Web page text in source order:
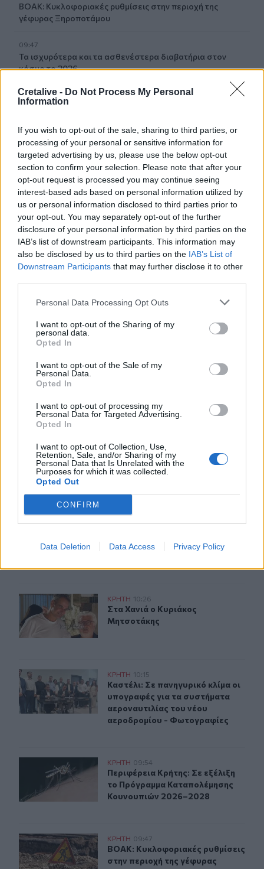
Cretalive - Do Not Process My Personal
Information
If you wish to opt-out of the sale, sharing to third parties, or
processing of your personal or sensitive information for
targeted advertising by us, please use the below opt-out
section to confirm your selection. Please note that after your
opt-out request is processed you may continue seeing
interest-based ads based on personal information utilized by
us or personal information disclosed to third parties prior to
your opt-out. You may separately opt-out of the further
disclosure of your personal information by third parties on the
IAB’s list of downstream participants. This information may
also be disclosed by us to third parties on the IAB’s List of
Downstream Participants that may further disclose it to other
Personal Data Processing Opt Outs
I want to opt-out of the Sharing of my
personal data.
Opted In
I want to opt-out of the Sale of my
Personal Data.
Opted In
I want to opt-out of processing my
Personal Data for Targeted Advertising.
Opted In
I want to opt-out of Collection, Use,
Retention, Sale, and/or Sharing of my
Personal Data that Is Unrelated with the
Purposes for which it was collected.
Opted Out
CONFIRM
Data Deletion Data Access Privacy Policy
ΒΟΑΚ: Κυκλοφοριακές ρυθμίσεις στην περιοχή της
γέφυρας Ξηροποτάμου
09:47
Τα ισχυρότερα και τα ασθενέστερα διαβατήρια στον
κόσμο το 2026
09:36
Γουδί: Χωρίς τις αισθήσεις της ανασύρθηκε 53χρονη από
09:35
Διορισμοί εκπαιδευτικών: Δεν καλύπτουν ούτε τις
συνταξιοδοτήσεις- Ελάχιστες οι θέσεις στο Ηράκλειο
09:28
Σέρρες: Δύο νεκροί μετά από μετωπική σύγκρουση ΙΧ με
φορτηγό στην Παλαιοκώμη
09:13
Μακελειό σε σχολείο στην Ταϊλάνδη: Στους 7 οι νεκροί
09:00
ΣΧΕΤΙΚA AΡΘΡΑ
Εξιχνιάστηκαν δύο εμπρησμοί στο Ρέθυμνο -
ΚΡΗΤΗ 10:38
Εξιχνιάστηκαν δύο εμπρησμοί
Εξιχνιάστηκαν δύο εμπρησμοί
στο Ρέθυμνο - Δικογραφία σε
Εκ περιτροπής η κυκλοφορία έξω από το ΙΤΕ λόγω των
ΚΡΗΤΗ 10:36
από το ΙΤΕ λόγω των έργων για
Στα Χανιά ο Κυριάκος Μητσοτάκης
ΚΡΗΤΗ 10:26
Στα Χανιά ο Κυριάκος Μητσοτάκης
Στα Χανιά ο Κυριάκος
Μητσοτάκης
Καστέλι: Σε πανηγυρικό κλίμα οι υπογραφές για τα
ΚΡΗΤΗ 10:15
Καστέλι: Σε πανηγυρικό κλίμα οι
Καστέλι: Σε πανηγυρικό κλίμα οι
υπογραφές για τα συστήματα
αεροναυτιλίας του νέου
αεροδρομίου - Φωτογραφίες
Περιφέρεια Κρήτης: Σε εξέλιξη το Πρόγραμμα
ΚΡΗΤΗ 09:54
Περιφέρεια Κρήτης: Σε εξέλιξη
Περιφέρεια Κρήτης: Σε εξέλιξη
το Πρόγραμμα Καταπολέμησης
Κουνουπιών 2026–2028
ΒΟΑΚ: Κυκλοφοριακές ρυθμίσεις στην περιοχή της
ΚΡΗΤΗ 09:47
ΒΟΑΚ: Κυκλοφοριακές ρυθμίσεις
ΒΟΑΚ: Κυκλοφοριακές ρυθμίσεις
στην περιοχή της γέφυρας